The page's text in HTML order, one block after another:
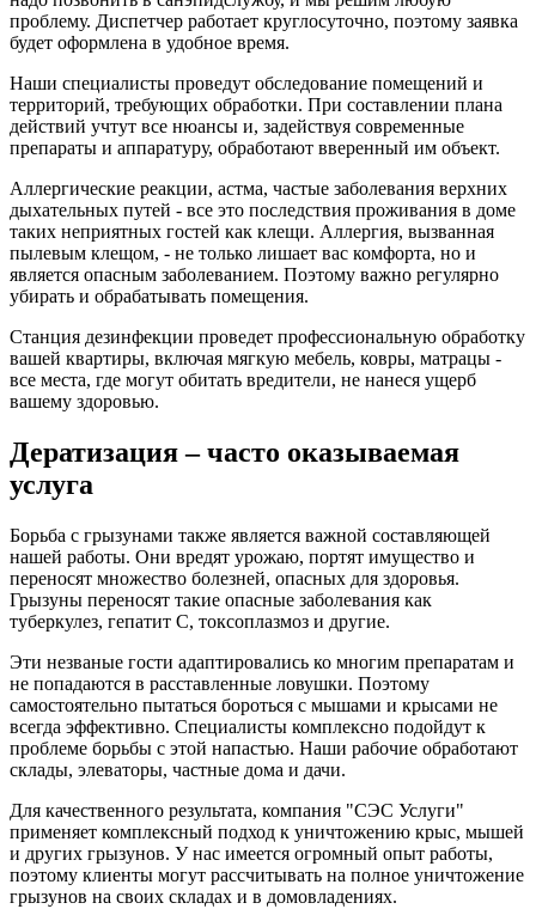
проблему. Диспетчер работает круглосуточно, поэтому заявка
будет оформлена в удобное время.
Наши специалисты проведут обследование помещений и
территорий, требующих обработки. При составлении плана
действий учтут все нюансы и, задействуя современные
препараты и аппаратуру, обработают вверенный им объект.
Аллергические реакции, астма, частые заболевания верхних
дыхательных путей - все это последствия проживания в доме
таких неприятных гостей как клещи. Аллергия, вызванная
пылевым клещом, - не только лишает вас комфорта, но и
является опасным заболеванием. Поэтому важно регулярно
убирать и обрабатывать помещения.
Станция дезинфекции проведет профессиональную обработку
вашей квартиры, включая мягкую мебель, ковры, матрацы -
все места, где могут обитать вредители, не нанеся ущерб
вашему здоровью.
Дератизация – часто оказываемая
услуга
Борьба с грызунами также является важной составляющей
нашей работы. Они вредят урожаю, портят имущество и
переносят множество болезней, опасных для здоровья.
Грызуны переносят такие опасные заболевания как
туберкулез, гепатит С, токсоплазмоз и другие.
Эти незваные гости адаптировались ко многим препаратам и
не попадаются в расставленные ловушки. Поэтому
самостоятельно пытаться бороться с мышами и крысами не
всегда эффективно. Специалисты комплексно подойдут к
проблеме борьбы с этой напастью. Наши рабочие обработают
склады, элеваторы, частные дома и дачи.
Для качественного результата, компания "СЭС Услуги"
применяет комплексный подход к уничтожению крыс, мышей
и других грызунов. У нас имеется огромный опыт работы,
поэтому клиенты могут рассчитывать на полное уничтожение
грызунов на своих складах и в домовладениях.